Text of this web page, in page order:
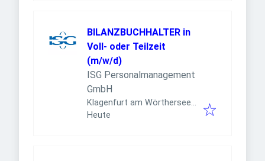
BILANZBUCHHALTER in
Voll- oder Teilzeit
(m/w/d)
ISG Personalmanagement
GmbH
Klagenfurt am Wörthersee,
Österreich
Veröffentlicht
Heute